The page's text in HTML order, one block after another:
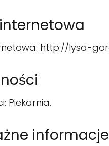
http://lysa-
Piekarnia.
informacje